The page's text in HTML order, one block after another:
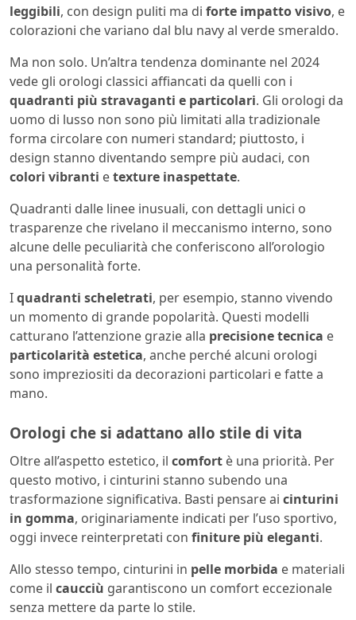
leggibili, con design puliti ma di forte impatto visivo, e
colorazioni che variano dal blu navy al verde smeraldo.
Ma non solo. Un’altra tendenza dominante nel 2024
vede gli orologi classici affiancati da quelli con i
quadranti più stravaganti e particolari. Gli orologi da
uomo di lusso non sono più limitati alla tradizionale
forma circolare con numeri standard; piuttosto, i
design stanno diventando sempre più audaci, con
colori vibranti etexture inaspettate.
Quadranti dalle linee inusuali, con dettagli unici o
trasparenze che rivelano il meccanismo interno, sono
alcune delle peculiarità che conferiscono all’orologio
una personalità forte.
Iquadranti scheletrati, per esempio, stanno vivendo
un momento di grande popolarità. Questi modelli
catturano l’attenzione grazie alla precisione tecnica e
particolarità estetica, anche perché alcuni orologi
sono impreziositi da decorazioni particolari e fatte a
mano.
Orologi che si adattano allo stile di vita
Oltre all’aspetto estetico, il comfort è una priorità. Per
questo motivo, i cinturini stanno subendo una
trasformazione significativa. Basti pensare ai cinturini
in gomma, originariamente indicati per l’uso sportivo,
oggi invece reinterpretati con finiture più eleganti.
Allo stesso tempo, cinturini in pelle morbida e materiali
come il caucciù garantiscono un comfort eccezionale
senza mettere da parte lo stile.